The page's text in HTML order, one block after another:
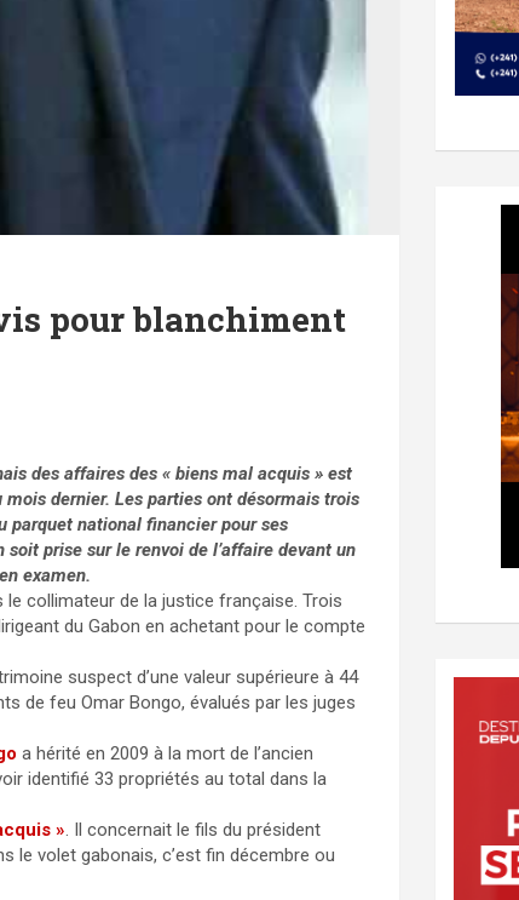
pour blanchiment
des affaires des « biens mal acquis » est
dernier. Les parties ont désormais trois
parquet national financier pour ses
soit prise sur le renvoi de l’affaire devant un
examen.
collimateur de la justice française. Trois
du Gabon en achetant pour le compte
suspect d’une valeur supérieure à 44
de feu Omar Bongo, évalués par les juges
a hérité en 2009 à la mort de l’ancien
identifié 33 propriétés au total dans la
». Il concernait le fils du président
le volet gabonais, c’est fin décembre ou